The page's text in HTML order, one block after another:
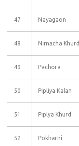
47 Nayagaon
48 Nimacha Khurd
49 Pachora
50 Pipliya Kalan
51 Piplya Khurd
52 Pokharni